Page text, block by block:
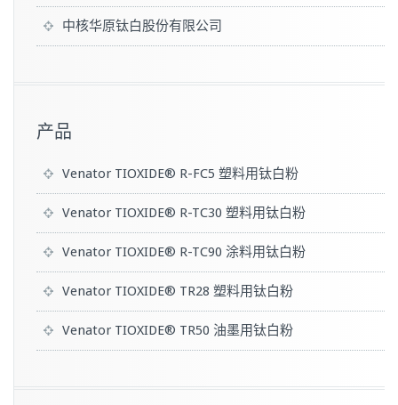
中核华原钛白股份有限公司
产品
Venator TIOXIDE® R-FC5 塑料用钛白粉
Venator TIOXIDE® R-TC30 塑料用钛白粉
Venator TIOXIDE® R-TC90 涂料用钛白粉
Venator TIOXIDE® TR28 塑料用钛白粉
Venator TIOXIDE® TR50 油墨用钛白粉